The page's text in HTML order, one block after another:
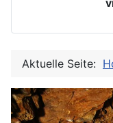
Aktuelle Seite: